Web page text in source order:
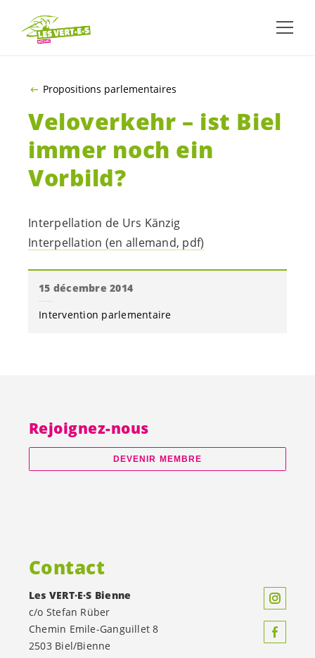
Propositions parlementaires
Veloverkehr – ist Biel
immer noch ein
Vorbild?
Interpellation de Urs Känzig
Interpellation (en allemand, pdf)
15 décembre 2014
Intervention parlementaire
Rejoignez-nous
DEVENIR MEMBRE
Contact
Les VERT·E·S Bienne
c/o Stefan Rüber
Chemin Emile-Ganguillet 8
2503 Biel/Bienne